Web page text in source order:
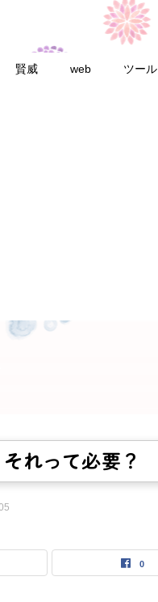
賢威 web ツール
れって必要？
0